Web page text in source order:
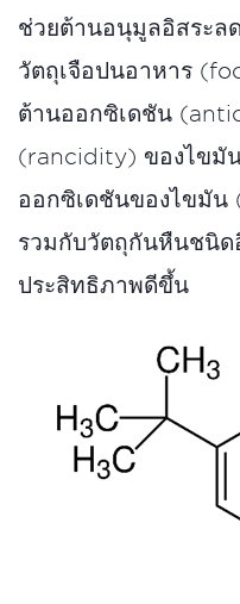
ช่วยต้านอนุมูลอิสระล
วัตถุเจือปนอาหาร
ต้านออกซิเดชัน
(rancidity) ของไขมั
ออกซิเดชันของไขมั
รวมกับวัตถุกันหืนชนิด
ประสิทธิภาพดีขึ้น